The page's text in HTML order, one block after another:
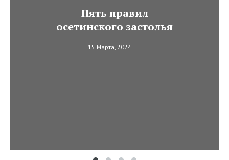
Пять правил
осетинского застолья
15 Марта, 2024